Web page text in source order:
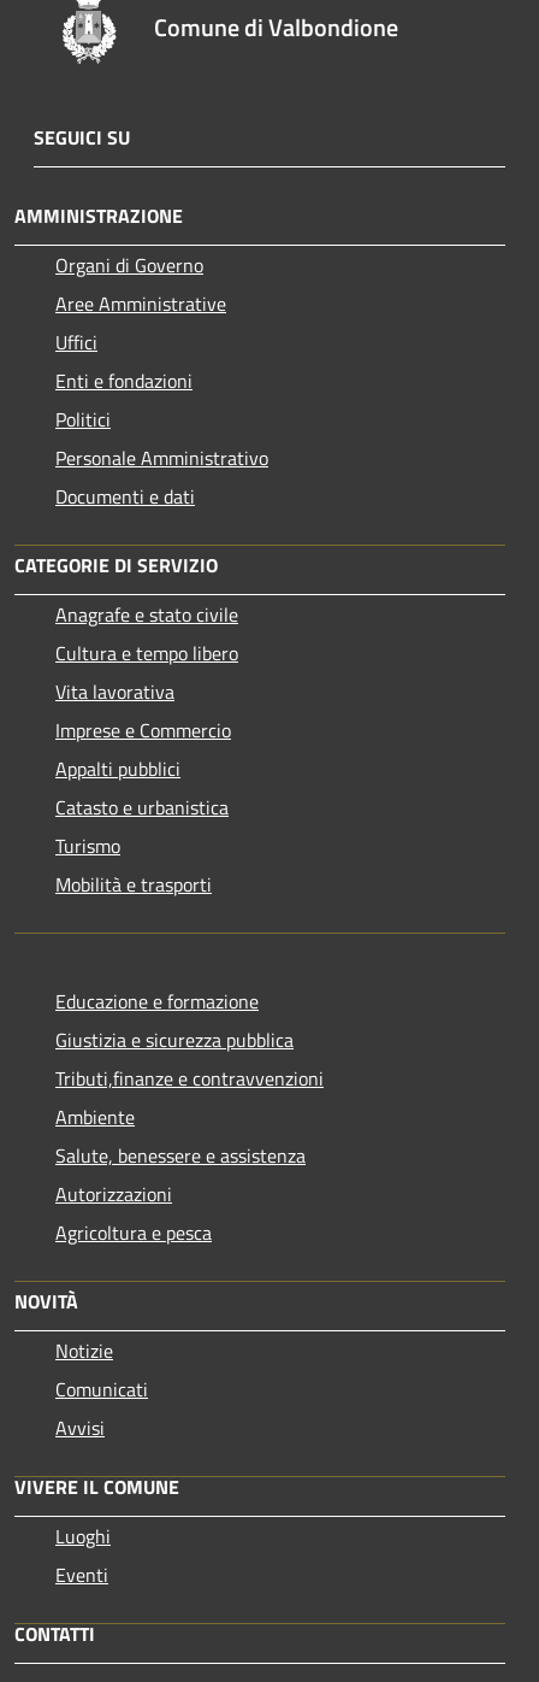
Comune di Valbondione
SEGUICI SU
AMMINISTRAZIONE
Organi di Governo
Aree Amministrative
Uffici
Enti e fondazioni
Politici
Personale Amministrativo
Documenti e dati
CATEGORIE DI SERVIZIO
Anagrafe e stato civile
Cultura e tempo libero
Vita lavorativa
Imprese e Commercio
Appalti pubblici
Catasto e urbanistica
Turismo
Mobilità e trasporti
Educazione e formazione
Giustizia e sicurezza pubblica
Tributi,finanze e contravvenzioni
Ambiente
Salute, benessere e assistenza
Autorizzazioni
Agricoltura e pesca
NOVITÀ
Notizie
Comunicati
Avvisi
VIVERE IL COMUNE
Luoghi
Eventi
CONTATTI